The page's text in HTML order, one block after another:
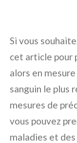
Si vous
cet article pour
alors en
sanguin le plus
mesures de
vous pouvez
maladies et